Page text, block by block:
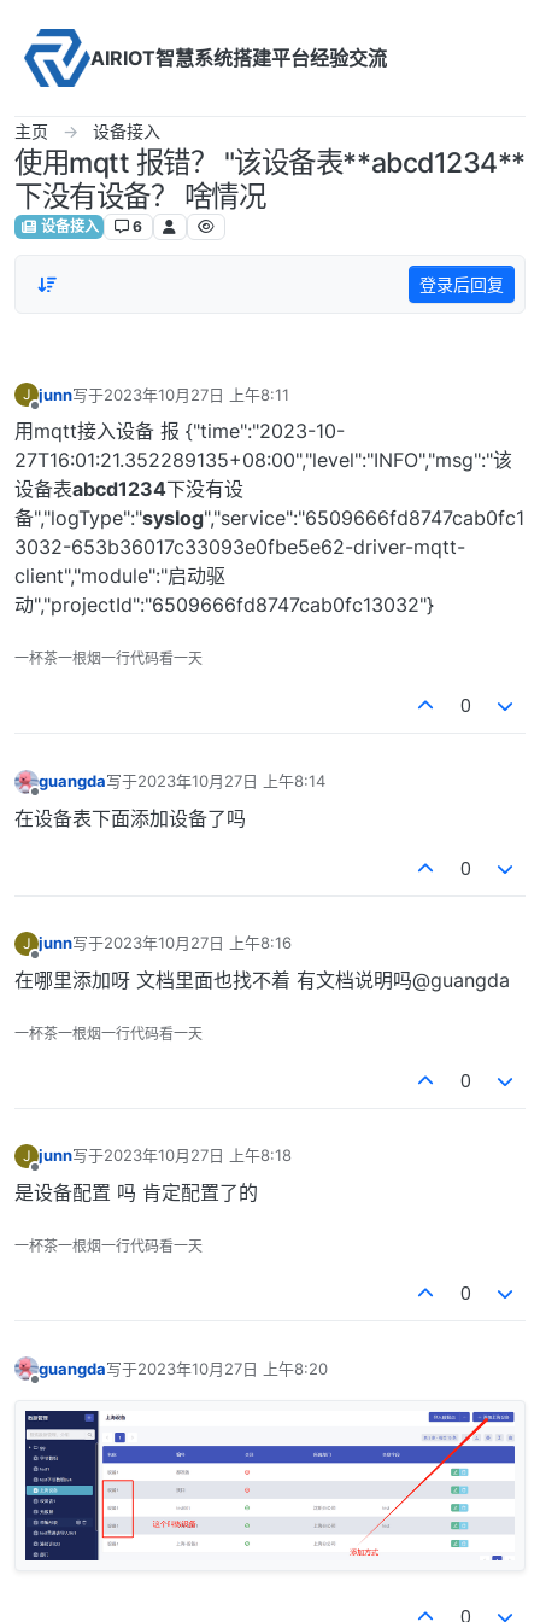
AIRIOT智慧系统搭建平台经验交流
主页 设备接入
使用mqtt 报错？ "该设备表**abcd1234**
下没有设备？ 啥情况
设备接入 6
登录后回复
J junn写于2023年10月27日 上午8:11
最后由 编辑
用mqtt接入设备 报 {"time":"2023-10-
27T16:01:21.352289135+08:00","level":"INFO","msg":"该
设备表abcd1234下没有设
备","logType":"syslog","service":"6509666fd8747cab0fc1
3032-653b36017c33093e0fbe5e62-driver-mqtt-
client","module":"启动驱
动","projectId":"6509666fd8747cab0fc13032"}
一杯茶一根烟一行代码看一天
0
guangda写于2023年10月27日 上午8:14
最后由 编辑
在设备表下面添加设备了吗
0
J junn写于2023年10月27日 上午8:16
最后由 编辑
在哪里添加呀 文档里面也找不着 有文档说明吗@guangda
一杯茶一根烟一行代码看一天
0
J junn写于2023年10月27日 上午8:18
最后由 编辑
是设备配置 吗 肯定配置了的
一杯茶一根烟一行代码看一天
0
guangda写于2023年10月27日 上午8:20
最后由 编辑
0